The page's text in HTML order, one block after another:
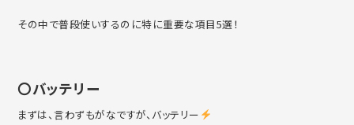
その中で普段使いするのに特に重要な項目5選！
〇バッテリー
まずは、言わずもがなですが、バッテリー